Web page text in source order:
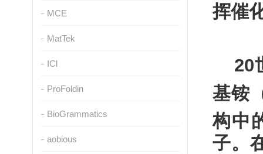
MCE
MatTek
ICl
ProFoldin
BioGrammatics
aobious
挥催
20
基铵
构中
子。